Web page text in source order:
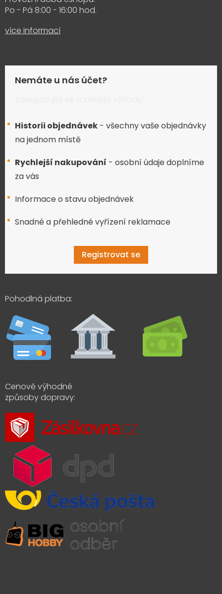
Po - Pá 8:00 - 16:00 hod.
více informací
Nemáte u nás účet?
Historii objednávek - všechny vaše objednávky
na jednom místě
Rychlejší nakupování - osobní údaje doplníme
za vás
Informace o stavu objednávek
Snadné a přehledné vyřízení reklamace
Registrovat se
Pohodlná platba:
Cenově výhodné
způsoby dopravy: